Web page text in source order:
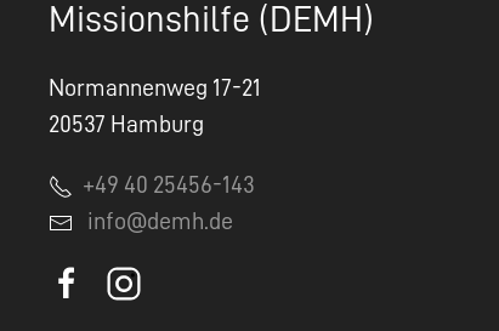
Missionshilfe (DEMH)
Normannenweg 17-21
20537 Hamburg
+49 40 25456-143
info@demh.de